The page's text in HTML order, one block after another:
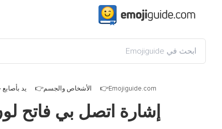
Emojiguide.com الأشخاص والجسم يد بأصابع
إشارة اتصل بي فاتح